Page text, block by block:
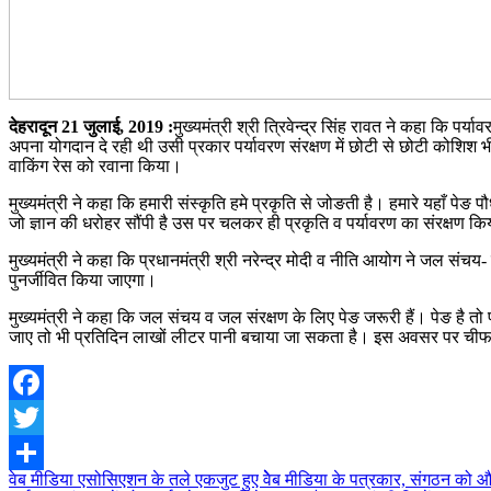
देहरादून 21 जुलाई, 2019 :मुख्यमंत्री श्री त्रिवेन्द्र सिंह रावत ने कहा कि
अपना योगदान दे रही थी उसी प्रकार पर्यावरण संरक्षण में छोटी से छोटी
वाकिंग रेस को रवाना किया।
मुख्यमंत्री ने कहा कि हमारी संस्कृति हमे प्रकृति से जोङती है। हमारे यहाँ पेङ
जो ज्ञान की धरोहर सौंपी है उस पर चलकर ही प्रकृति व पर्यावरण का संरक्षण
मुख्यमंत्री ने कहा कि प्रधानमंत्री श्री नरेन्द्र मोदी व नीति आयोग ने जल
पुनर्जीवित किया जाएगा।
मुख्यमंत्री ने कहा कि जल संचय व जल संरक्षण के लिए पेङ जरूरी हैं। पेङ है तो
जाए तो भी प्रतिदिन लाखों लीटर पानी बचाया जा सकता है। इस अवसर पर
Facebook
Twitter
Share
Post
वेब मीडिया एसोसिएशन के तले एकजुट हुए वेेेब मीडिया के पत्रकार, संगठन को